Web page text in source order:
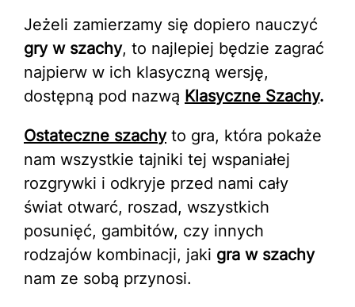
Jeżeli zamierzamy się dopiero nauczyć
gry w szachy, to najlepiej będzie zagrać
najpierw w ich klasyczną wersję,
dostępną pod nazwą Klasyczne Szachy.
Ostateczne szachyto gra, która pokaże
nam wszystkie tajniki tej wspaniałej
rozgrywki i odkryje przed nami cały
świat otwarć, roszad, wszystkich
posunięć, gambitów, czy innych
rodzajów kombinacji, jaki gra w szachy
nam ze sobą przynosi.